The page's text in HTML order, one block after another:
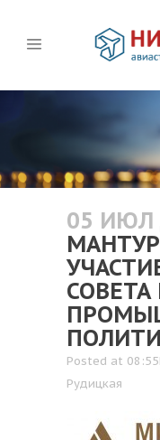
05 ИЮЛ
СОВЕТА
Posted at
Рудицкая